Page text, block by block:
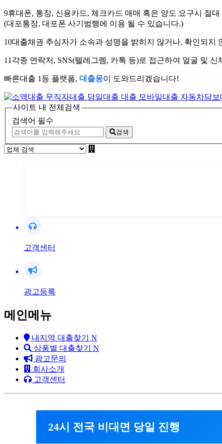
9휴대폰, 통장, 신용카드, 체크카드 매매 혹은 양도 요구시 절
(대포통장, 대포폰 사기범행에 이용 될 수 있습니다.)
10대출채권 추심자가 소속과 성명을 밝히지 않거나, 확인되지
11 각종 연락처, SNS(텔레그렘, 카톡 등)로 접근하여 얼굴 및
빠른대출 1등 플랫폼, 대출몽이 도와드리겠습니다!
사이트 내 전체검색
검색어 필수
검색
고객센터
광고등록
메인메뉴
내지역 대출찾기 N
상품별 대출찾기 N
광고문의
회사소개
고객센터
24시 전국 비대면 당일 진행